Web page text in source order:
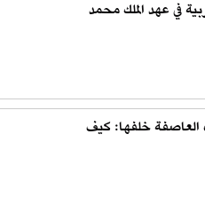
في عهد الملك محمد
العاصفة خلفها: كيف